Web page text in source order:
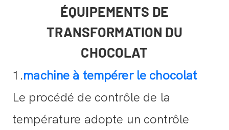
ÉQUIPEMENTS DE
TRANSFORMATION DU
CHOCOLAT
1.machine à tempérer le chocolat
Le procédé de contrôle de la
température adopte un contrôle